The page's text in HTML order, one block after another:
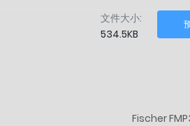
文件大小:
534.5KB
Fischer